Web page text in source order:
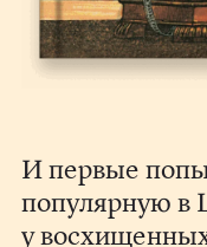
И первые
популярную
у